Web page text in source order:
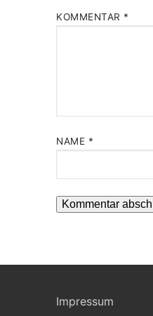
KOMMENTAR *
NAME *
Impressum